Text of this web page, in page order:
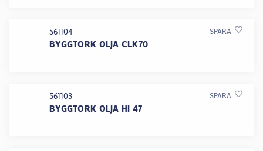
561104
BYGGTORK OLJA CLK70
SPARA
561103
BYGGTORK OLJA HI 47
SPARA